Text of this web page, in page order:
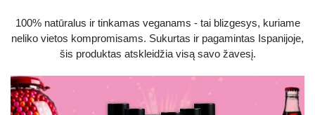
100% natūralus ir tinkamas veganams - tai blizgesys, kuriame
neliko vietos kompromisams. Sukurtas ir pagamintas Ispanijoje,
šis produktas atskleidžia visą savo žavesį.